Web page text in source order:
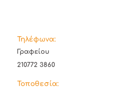
Τηλέφωνα:
Γραφείου
210772 3860
Τοποθεσία: